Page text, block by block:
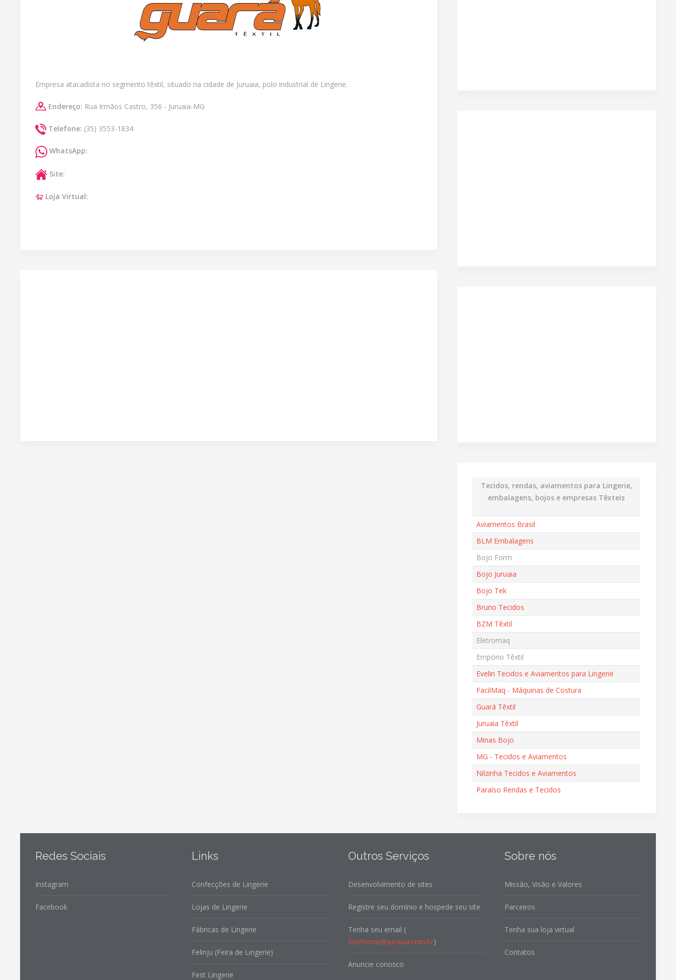
Empresa atacadista no segmento têxtil, situado na cidade de Juruaia, polo industrial de Lingerie.
Endereço: Rua Irmãos Castro, 356 - Juruaia-MG
Telefone: (35) 3553-1834
WhatsApp:
Site:
Loja Virtual:
Tecidos, rendas, aviamentos para Lingerie,
embalagens, bojos e empresas Têxteis
Aviamentos Brasil
BLM Embalagens
Bojo Form
Bojo Juruaia
Bojo Tek
Bruno Tecidos
BZM Têxtil
Eletromaq
Empório Têxtil
Evelin Tecidos e Aviamentos para Lingerie
FacilMaq - Máquinas de Costura
Guará Têxtil
Juruaia Têxtil
Minas Bojo
MG - Tecidos e Aviamentos
Nilzinha Tecidos e Aviamentos
Paraíso Rendas e Tecidos
Redes Sociais
Instagram
Facebook
Links
Confecções de Lingerie
Lojas de Lingerie
Fábricas de Lingerie
Felinju (Feira de Lingerie)
Fest Lingerie
Outros Serviços
Desenvolvimento de sites
Registre seu domínio e hospede seu site
Tenha seu email (
SeuNome@juruaia.com.br)
Anuncie conosco
Sobre nós
Missão, Visão e Valores
Parceiros
Tenha sua loja virtual
Contatos